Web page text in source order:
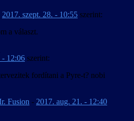
2017. szept. 28. - 10:55 szerint:
a választ.
- 12:06 szerint:
fordítani a Pyre-t? nobi
Fusion - 2017. aug. 21. - 12:40